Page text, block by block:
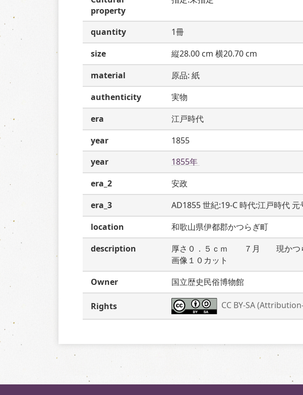
property
quantity
1冊
size
縦28.00 cm 横20.70 cm
material
原品: 紙
authenticity
実物
era
江戸時代
year
1855
year
1855年
era_2
安政
era_3
AD1855 世紀:19-C 時代:江戸時代 元
location
和歌山県伊都郡かつらぎ町
description
厚さ０．５ｃｍ　　７月　　現か
画像１０カット
Owner
国立歴史民俗博物館
Rights CC BY-SA